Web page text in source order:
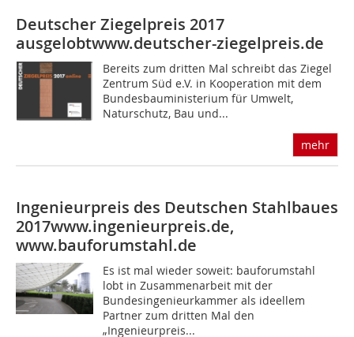
Deutscher Ziegelpreis 2017
ausgelobtwww.deutscher-ziegelpreis.de
Bereits zum dritten Mal schreibt das Ziegel
Zentrum Süd e.V. in Kooperation mit dem
Bundesbauministerium für Umwelt,
Naturschutz, Bau und...
mehr
Ingenieurpreis des Deutschen Stahlbaues
2017www.ingenieurpreis.de,
www.bauforumstahl.de
Es ist mal wieder soweit: bauforumstahl
lobt in Zusammenarbeit mit der
Bundesingenieurkammer als ideellem
Partner zum dritten Mal den
„Ingenieurpreis...